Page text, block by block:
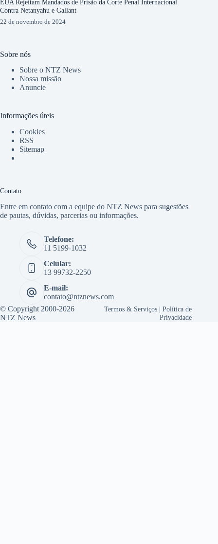
EUA Rejeitam Mandados de Prisão da Corte Penal Internacional
Contra Netanyahu e Gallant
22 de novembro de 2024
Sobre nós
Sobre o NTZ News
Nossa missão
Anuncie
Informações úteis
Cookies
RSS
Sitemap
Contato
Entre em contato com a equipe do NTZ News para sugestões
de pautas, dúvidas, parcerias ou informações.
Telefone:
11 5199-1032
Celular:
13 99732-2250
E-mail:
contato@ntznews.com
© Copyright 2000-2026
NTZ News
Termos & Serviços |Política de
Privacidade